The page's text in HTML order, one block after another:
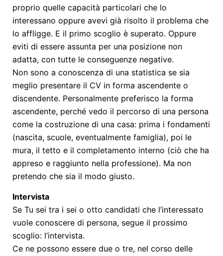
proprio quelle capacità particolari che lo
interessano oppure avevi già risolto il problema che
lo affligge. E il primo scoglio è superato. Oppure
eviti di essere assunta per una posizione non
adatta, con tutte le conseguenze negative.
Non sono a conoscenza di una statistica se sia
meglio presentare il CV in forma ascendente o
discendente. Personalmente preferisco la forma
ascendente, perché vedo il percorso di una persona
come la costruzione di una casa: prima i fondamenti
(nascita, scuole, eventualmente famiglia), poi le
mura, il tetto e il completamento interno (ciò che ha
appreso e raggiunto nella professione). Ma non
pretendo che sia il modo giusto.
Intervista
Se Tu sei tra i sei o otto candidati che l’interessato
vuole conoscere di persona, segue il prossimo
scoglio: l’intervista.
Ce ne possono essere due o tre, nel corso delle